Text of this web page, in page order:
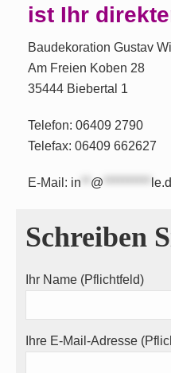
ist Ihr
Baudekoration Gustav
Am Freien Koben 28
35444 Biebertal 1
Telefon: 06409 2790
Telefax: 06409 662627
E-Mail: in @ **********
Schreiben
Ihr Name (Pflichtfeld)
Ihre E-Mail-Adresse